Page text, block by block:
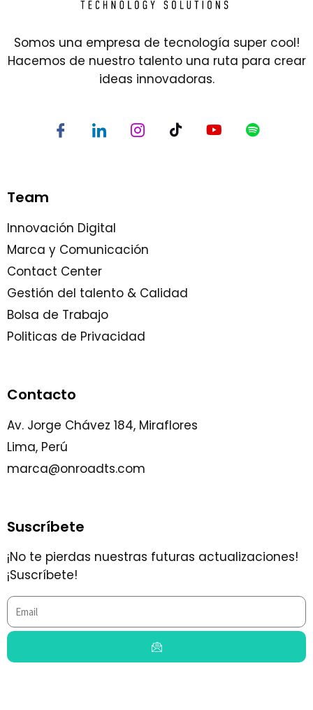
Somos una empresa de tecnología super cool!
Hacemos de nuestro talento una ruta para crear
ideas innovadoras.
Team
Innovación Digital
Marca y Comunicación
Contact Center
Gestión del talento & Calidad
Bolsa de Trabajo
Politicas de Privacidad
Contacto
Av. Jorge Chávez 184, Miraflores
Lima, Perú
marca@onroadts.com
Suscríbete
¡No te pierdas nuestras futuras actualizaciones!
¡Suscríbete!
Email
Submit